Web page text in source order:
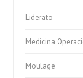
Liderato
Medicina
Moulage